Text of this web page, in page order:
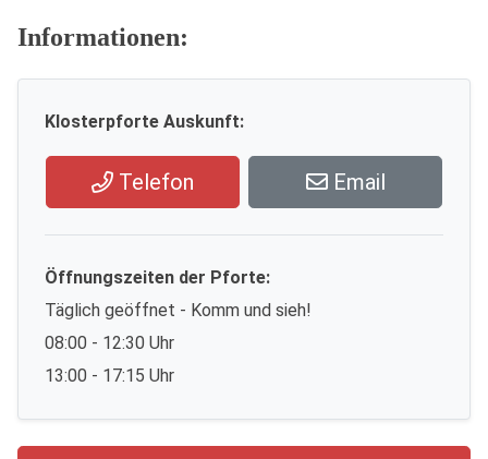
Informationen:
Klosterpforte Auskunft:
Telefon Email
Öffnungszeiten der Pforte:
Täglich geöffnet - Komm und sieh!
08:00 - 12:30 Uhr
13:00 - 17:15 Uhr